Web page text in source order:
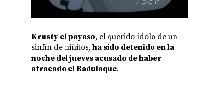
Krusty el payaso, el querido ídolo de un
sinfín de niñitos, ha sido detenido en la
noche del jueves acusado de haber
atracado el Badulaque.